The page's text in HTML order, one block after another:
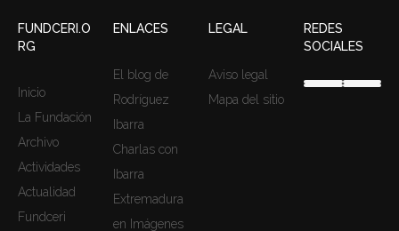
FUNDCERI.O
RG
Inicio
La Fundación
Archivo
Actividades
Actualidad
Fundceri
ENLACES
El blog de
Rodríguez
Ibarra
Charlas con
Ibarra
Extremadura
en Imágenes
LEGAL
Aviso legal
Mapa del sitio
REDES
SOCIALES